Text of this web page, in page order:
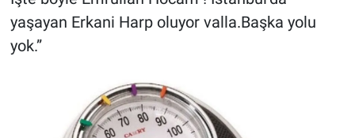
yaşayan Erkani Harp oluyor valla.Başka yolu
yok.”